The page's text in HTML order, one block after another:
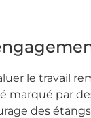
le travail
marqué par
des